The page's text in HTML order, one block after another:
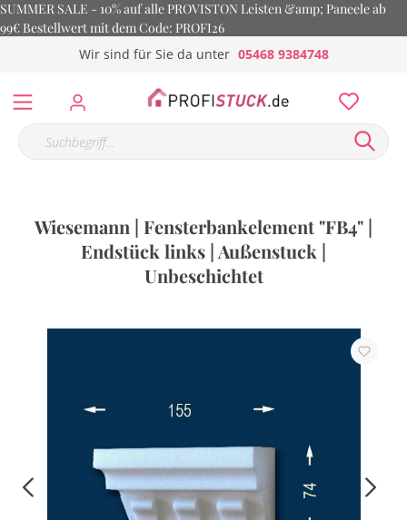
SUMMER SALE - 10% auf alle PROVISTON Leisten &amp; Paneele ab
99€ Bestellwert mit dem Code: PROFI26
Wir sind für Sie da unter 05468 9384748
Wiesemann | Fensterbankelement "FB4" |
Endstück links | Außenstuck |
Unbeschichtet